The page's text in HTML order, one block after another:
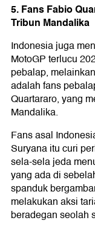
5. Fans Fabio
Tribun Mandalika
Indonesia juga
MotoGP terlucu
pebalap,
adalah fans
Quartararo, yang
Mandalika.
Fans asal
Suryana itu curi
sela-sela jeda
yang ada di
spanduk
melakukan aksi
beradegan seolah